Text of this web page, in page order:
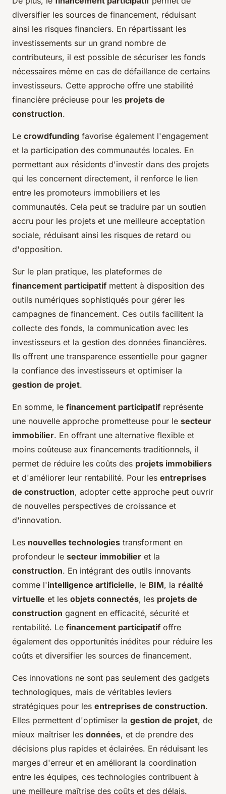
diversifier les sources de financement, réduisant
ainsi les risques financiers. En répartissant les
investissements sur un grand nombre de
contributeurs, il est possible de sécuriser les fonds
nécessaires même en cas de défaillance de certains
investisseurs. Cette approche offre une stabilité
financière précieuse pour les projets de
construction.
Le crowdfunding favorise également l'engagement
et la participation des communautés locales. En
permettant aux résidents d'investir dans des projets
qui les concernent directement, il renforce le lien
entre les promoteurs immobiliers et les
communautés. Cela peut se traduire par un soutien
accru pour les projets et une meilleure acceptation
sociale, réduisant ainsi les risques de retard ou
d'opposition.
Sur le plan pratique, les plateformes de
financement participatif mettent à disposition des
outils numériques sophistiqués pour gérer les
campagnes de financement. Ces outils facilitent la
collecte des fonds, la communication avec les
investisseurs et la gestion des données financières.
Ils offrent une transparence essentielle pour gagner
la confiance des investisseurs et optimiser la
gestion de projet.
En somme, le financement participatif représente
une nouvelle approche prometteuse pour le secteur
immobilier. En offrant une alternative flexible et
moins coûteuse aux financements traditionnels, il
permet de réduire les coûts des projets immobiliers
et d'améliorer leur rentabilité. Pour les entreprises
de construction, adopter cette approche peut ouvrir
de nouvelles perspectives de croissance et
d'innovation.
Les nouvelles technologies transforment en
profondeur le secteur immobilier et la
construction. En intégrant des outils innovants
comme l'intelligence artificielle, le BIM, la réalité
virtuelle et les objets connectés, les projets de
construction gagnent en efficacité, sécurité et
rentabilité. Le financement participatif offre
également des opportunités inédites pour réduire les
coûts et diversifier les sources de financement.
Ces innovations ne sont pas seulement des gadgets
technologiques, mais de véritables leviers
stratégiques pour les entreprises de construction.
Elles permettent d'optimiser la gestion de projet, de
mieux maîtriser les données, et de prendre des
décisions plus rapides et éclairées. En réduisant les
marges d'erreur et en améliorant la coordination
entre les équipes, ces technologies contribuent à
une meilleure maîtrise des coûts et des délais.